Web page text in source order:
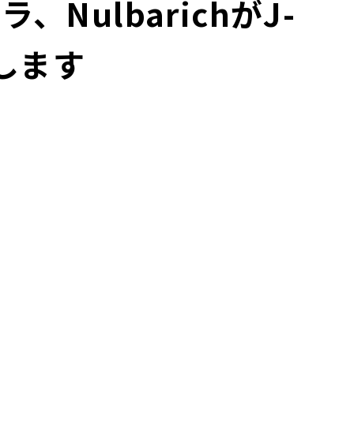
ラ、NulbarichがJ-
ます